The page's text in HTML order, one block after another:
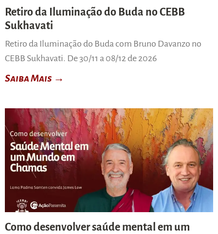
Retiro da Iluminação do Buda no CEBB
Sukhavati
Retiro da Iluminação do Buda com Bruno Davanzo no
CEBB Sukhavati. De 30/11 a 08/12 de 2026
Saiba Mais →
Como desenvolver saúde mental em um